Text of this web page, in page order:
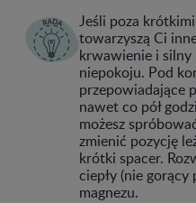
Jeśli poza
towarzyszą Ci
krwawienie i
niepokoju. Pod
przepowiadające
nawet co pół
możesz
zmienić pozycję
krótki spacer.
ciepły (nie
magnezu.